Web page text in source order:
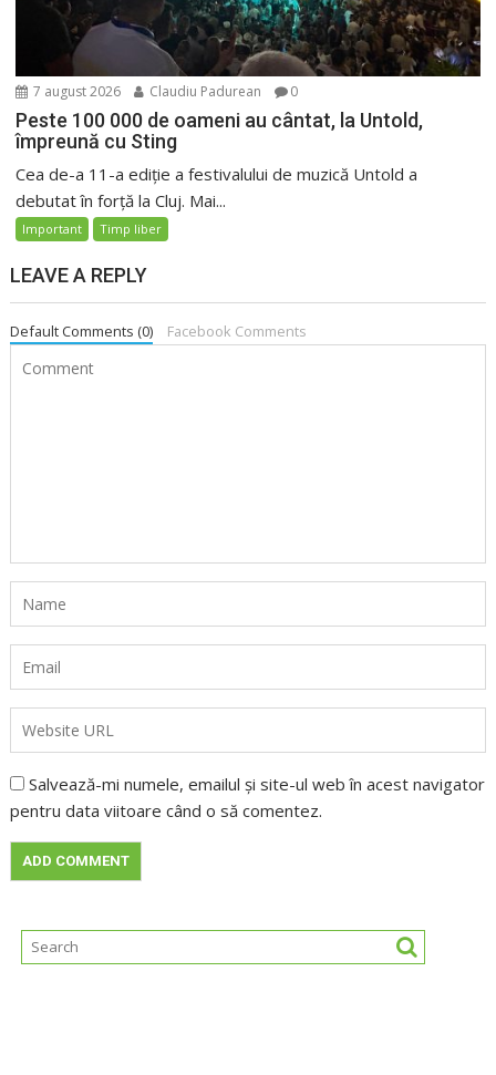
7 august 2026 Claudiu Padurean 0
Peste 100 000 de oameni au cântat, la Untold,
împreună cu Sting
Cea de-a 11-a ediție a festivalului de muzică Untold a
debutat în forță la Cluj. Mai...
Important Timp liber
LEAVE A REPLY
Default Comments (0) Facebook Comments
Salvează-mi numele, emailul și site-ul web în acest navigator
pentru data viitoare când o să comentez.